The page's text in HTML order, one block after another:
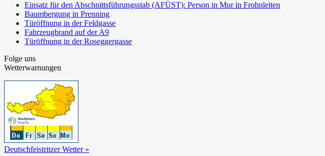
Einsatz für den Abschnittsführungsstab (AFÜST): Person in Mur in Frohnleiten
Baumbergung in Prenning
Türöffnung in der Feldgasse
Fahrzeugbrand auf der A9
Türöffnung in der Roseggergasse
Folge uns
Wetterwarnungen
Deutschfeistritzer Wetter »